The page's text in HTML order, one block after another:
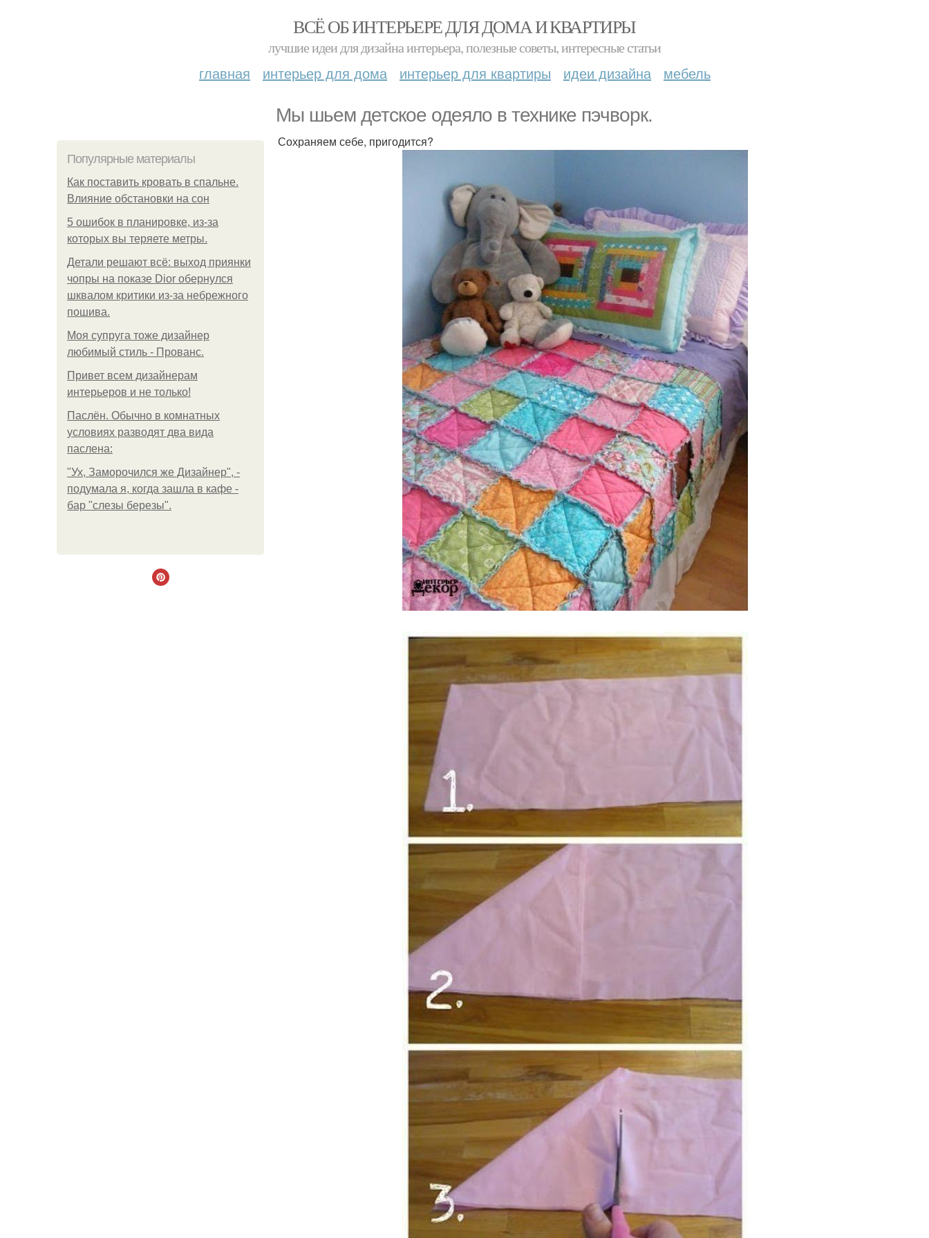
ВСЁ ОБ ИНТЕРЬЕРЕ ДЛЯ ДОМА И КВАРТИРЫ
лучшие идеи для дизайна интерьера, полезные советы, интересные статьи
главная интерьер для дома интерьер для квартиры идеи дизайна мебель
Мы шьем детское одеяло в технике пэчворк.
Популярные материалы
Как поставить кровать в спальне.
Влияние обстановки на сон
5 ошибок в планировке, из-за
которых вы теряете метры.
Детали решают всё: выход приянки
чопры на показе Dior обернулся
шквалом критики из-за небрежного
пошива.
Моя супруга тоже дизайнер
любимый стиль - Прованс.
Привет всем дизайнерам
интерьеров и не только!
Паслён. Обычно в комнатных
условиях разводят два вида
паслена:
"Ух, Заморочился же Дизайнер", -
подумала я, когда зашла в кафе -
бар "слезы березы".
Сохраняем себе, пригодится?